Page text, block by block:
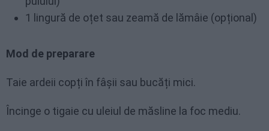
1 lingură de oțet sau zeamă de lămâie (opțional)
Mod de preparare
Taie ardeii copți în fâșii sau bucăți mici.
Încinge o tigaie cu uleiul de măsline la foc mediu.